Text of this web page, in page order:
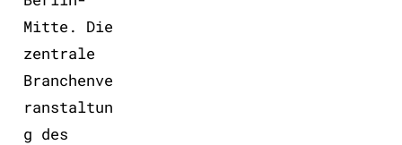
Mitte. Die
zentrale
Branchenve
ranstaltun
g des